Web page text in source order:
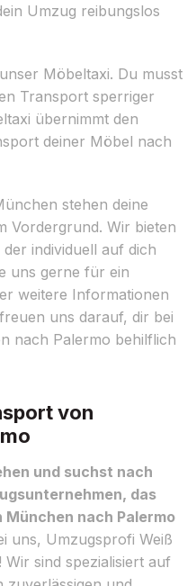
Umzug reibungslos
Möbeltaxi. Du musst
Transport sperriger
übernimmt den
deiner Möbel nach
stehen deine
Vordergrund. Wir bieten
der individuell auf dich
uns gerne für ein
weitere Informationen
uns darauf, dir bei
nach Palermo behilflich
von
und suchst nach
das
München nach Palermo
uns, Umzugsprofi Weiß
sind spezialisiert auf